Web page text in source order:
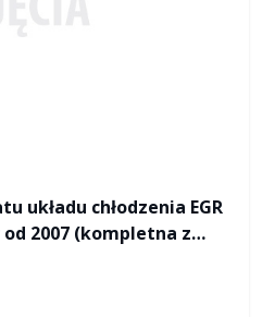
rover
układu chłodzenia EGR
2007 (kompletna z